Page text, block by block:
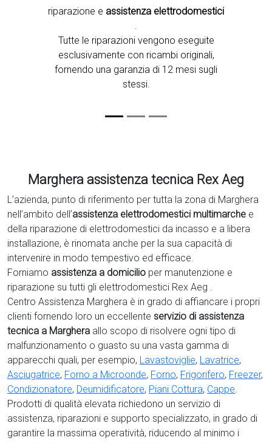
riparazione e assistenza elettrodomestici
.
Tutte le riparazioni vengono eseguite
esclusivamente con ricambi originali,
fornendo una garanzia di 12 mesi sugli
stessi.
Marghera assistenza tecnica Rex Aeg
L’azienda, punto di riferimento per tutta la zona di Marghera
nell’ambito dell’assistenza elettrodomestici multimarche e
della riparazione di elettrodomestici da incasso e a libera
installazione, è rinomata anche per la sua capacità di
intervenire in modo tempestivo ed efficace.
Forniamo assistenza a domicilio per manutenzione e
riparazione su tutti gli elettrodomestici Rex Aeg .
Centro Assistenza Marghera è in grado di affiancare i propri
clienti fornendo loro un eccellente servizio di assistenza
tecnica a Marghera allo scopo di risolvere ogni tipo di
malfunzionamento o guasto su una vasta gamma di
apparecchi quali, per esempio, Lavastoviglie, Lavatrice,
Asciugatrice, Forno a Microonde, Forno, Frigorifero, Freezer,
Condizionatore, Deumidificatore, Piani Cottura, Cappe.
Prodotti di qualità elevata richiedono un servizio di
assistenza, riparazioni e supporto specializzato, in grado di
garantire la massima operatività, riducendo al minimo i